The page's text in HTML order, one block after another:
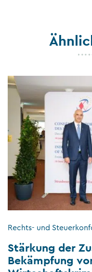
Rechts- und
Stärkung der
Bekämpfung